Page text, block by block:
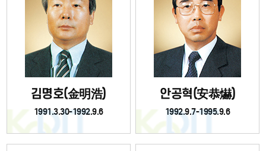
김명호(金明浩)
1991.3.30-1992.9.6
안공혁(安恭爀)
1992.9.7-1995.9.6